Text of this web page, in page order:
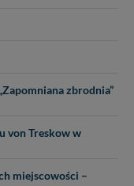
zbrodnia”
von Treskow w
miejscowości –